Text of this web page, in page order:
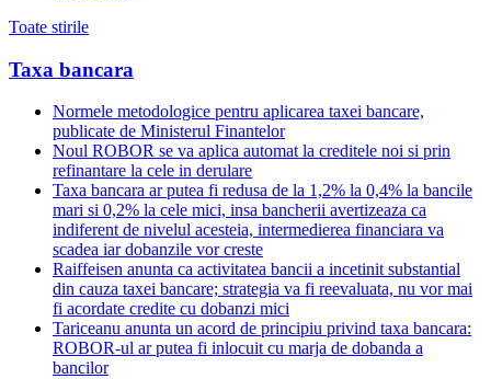
Toate stirile
Taxa bancara
Normele metodologice pentru aplicarea taxei bancare,
publicate de Ministerul Finantelor
Noul ROBOR se va aplica automat la creditele noi si prin
refinantare la cele in derulare
Taxa bancara ar putea fi redusa de la 1,2% la 0,4% la bancile
mari si 0,2% la cele mici, insa bancherii avertizeaza ca
indiferent de nivelul acesteia, intermedierea financiara va
scadea iar dobanzile vor creste
Raiffeisen anunta ca activitatea bancii a incetinit substantial
din cauza taxei bancare; strategia va fi reevaluata, nu vor mai
fi acordate credite cu dobanzi mici
Tariceanu anunta un acord de principiu privind taxa bancara:
ROBOR-ul ar putea fi inlocuit cu marja de dobanda a
bancilor